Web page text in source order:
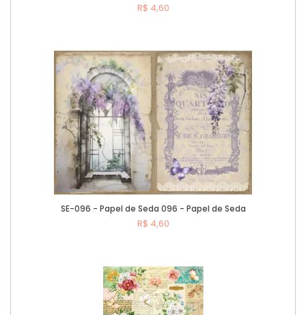
R$ 4,60
SE-096 - Papel de Seda 096 - Papel de Seda
R$ 4,60